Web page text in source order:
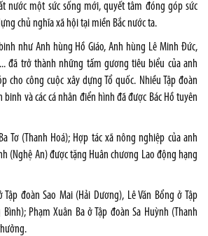
nước một sức sống mới, quyết tâm đóng góp sức
chủ nghĩa xã hội tại miền Bắc nước ta.
như Anh hùng Hồ Giáo, Anh hùng Lê Minh Đức,
đã trở thành những tấm gương tiêu biểu của anh
cho công cuộc xây dựng Tổ quốc. Nhiều Tập đoàn
binh và các cá nhân điển hình đã được Bác Hồ tuyên
Tơ (Thanh Hoá); Hợp tác xã nông nghiệp của anh
(Nghệ An) được tặng Huân chương Lao động hạng
đoàn Sao Mai (Hải Dương), Lê Văn Bổng ở Tập
Phạm Xuân Ba ở Tập đoàn Sa Huỳnh (Thanh